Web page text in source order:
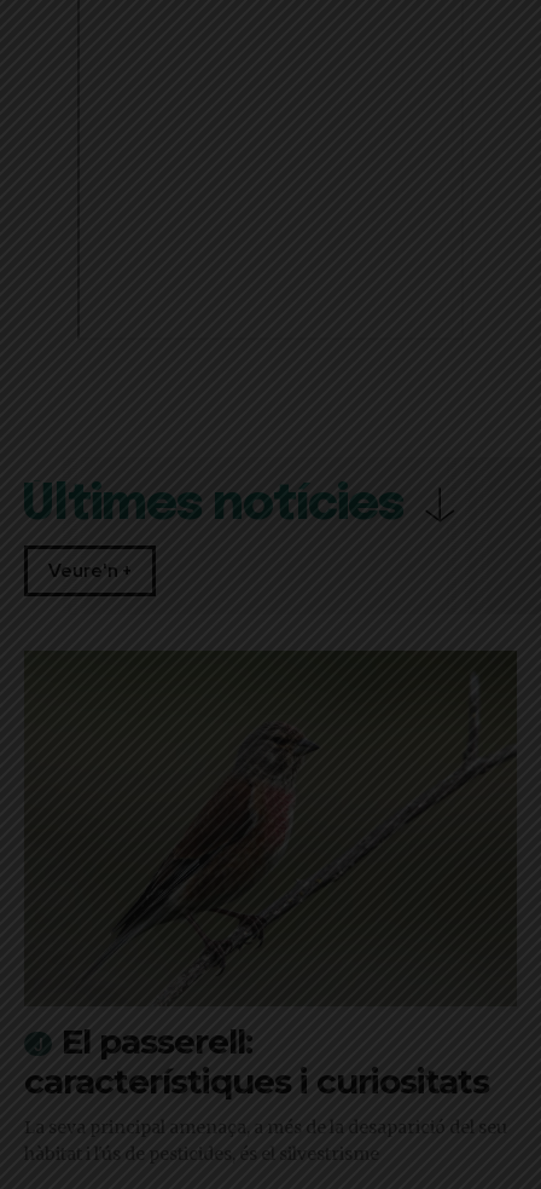
Últimes notícies
Veure'n +
El passerell:
característiques i curiositats
La seva principal amenaça, a més de la desaparició del seu
hàbitat i l'ús de pesticides, és el silvestrisme